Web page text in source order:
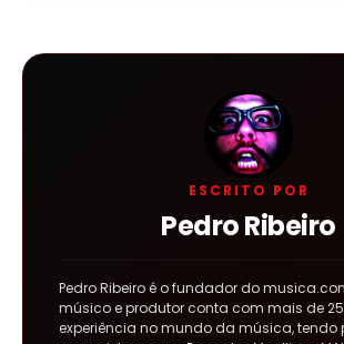
ESCRITO POR
Pedro Ribeiro
Pedro Ribeiro é o fundador do
músico e produtor conta com mais de
experiência no mundo da música,